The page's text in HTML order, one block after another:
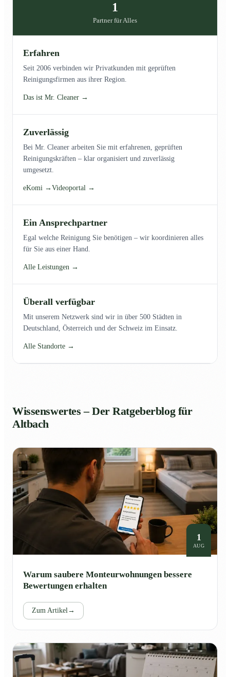
1
Partner für Alles
Erfahren
Seit 2006 verbinden wir Privatkunden mit geprüften
Reinigungsfirmen aus ihrer Region.
Das ist Mr. Cleaner →
Zuverlässig
Bei Mr. Cleaner arbeiten Sie mit erfahrenen, geprüften
Reinigungskräften – klar organisiert und zuverlässig
umgesetzt.
eKomi → Videoportal →
Ein Ansprechpartner
Egal welche Reinigung Sie benötigen – wir koordinieren alles
für Sie aus einer Hand.
Alle Leistungen →
Überall verfügbar
Mit unserem Netzwerk sind wir in über 500 Städten in
Deutschland, Österreich und der Schweiz im Einsatz.
Alle Standorte →
Wissenswertes – Der Ratgeberblog für
Altbach
1
AUG
Warum saubere Monteurwohnungen bessere
Bewertungen erhalten
Zum Artikel→